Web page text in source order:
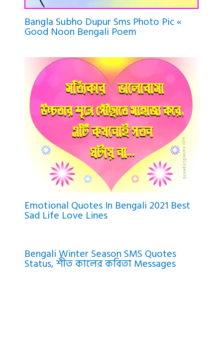
Bangla Subho Dupur Sms Photo Pic «
Good Noon Bengali Poem
Emotional Quotes In Bengali 2021 Best
Sad Life Love Lines
Bengali Winter Season SMS Quotes
Status, শীত কালের কবিতা Messages